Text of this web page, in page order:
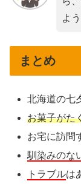
よ
まとめ
北海道の七
お菓子がた
お宅に訪問
馴染みのな
トラブルは